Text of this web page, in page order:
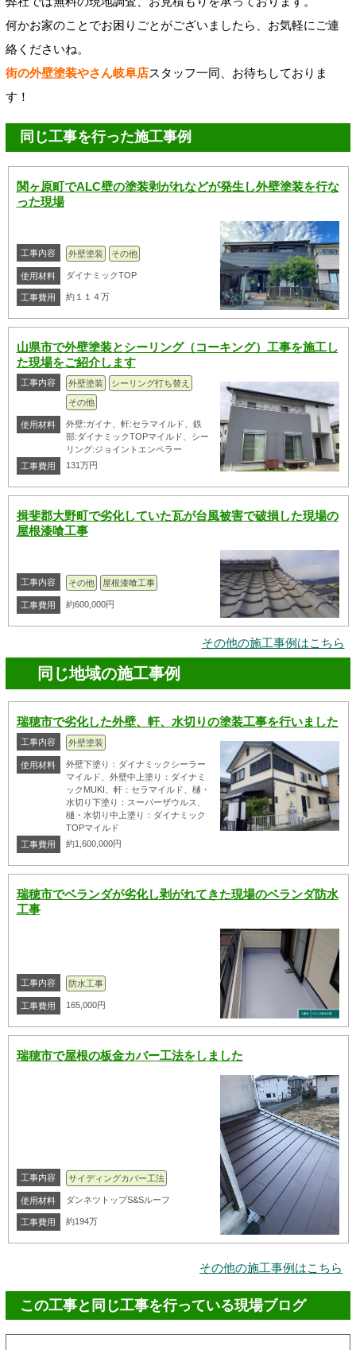
何かお家のことでお困りごとがございましたら、お気軽にご連
絡くださいね。
街の外壁塗装やさん岐阜店スタッフ一同、お待ちしておりま
す！
同じ工事を行った施工事例
関ヶ原町でALC壁の塗装剥がれなどが発生し外壁塗装を行な
った現場
工事内容 外壁塗装 その他
使用材料 ダイナミックTOP
工事費用 約１１４万
山県市で外壁塗装とシーリング（コーキング）工事を施工し
た現場をご紹介します
工事内容 外壁塗装
シーリング打ち替え
その他
使用材料
外壁:ガイナ、軒:セラマイルド、鉄
部:ダイナミックTOPマイルド、シー
リング:ジョイントエンペラー
工事費用
131万円
揖斐郡大野町で劣化していた瓦が台風被害で破損した現場の
屋根漆喰工事
工事内容 その他 屋根漆喰工事
工事費用 約600,000円
その他の施工事例はこちら
同じ地域の施工事例
瑞穂市で劣化した外壁、軒、水切りの塗装工事を行いました
工事内容 外壁塗装
使用材料
外壁下塗り：ダイナミックシーラー
マイルド、外壁中上塗り：ダイナミ
ックMUKI、軒：セラマイルド、樋・
水切り下塗り：スーパーザウルス、
樋・水切り中上塗り：ダイナミック
TOPマイルド
工事費用
約1,600,000円
瑞穂市でベランダが劣化し剥がれてきた現場のベランダ防水
工事
工事内容 防水工事
工事費用 165,000円
瑞穂市で屋根の板金カバー工法をしました
工事内容 サイディングカバー工法
使用材料 ダンネツトップS&Sルーフ
工事費用 約194万
その他の施工事例はこちら
この工事と同じ工事を行っている現場ブログ